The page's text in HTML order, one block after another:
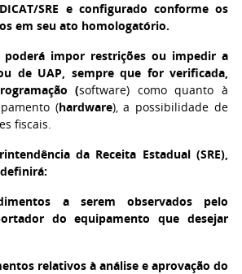
SRE e configurado conforme os
em seu ato homologatório.
poderá impor restrições ou impedir a
de UAP, sempre que for verificada,
(software) como quanto à
(hardware), a possibilidade de
fiscais.
da Receita Estadual (SRE),
a serem observados pelo
do equipamento que desejar
relativos à análise e aprovação do